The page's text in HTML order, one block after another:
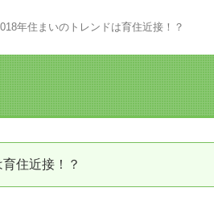
はじめての売却
売却前の修繕・リフォーム
中古だから安心して購入できる仕組み
年住まいのトレンドは育住近接！？
住近接！？